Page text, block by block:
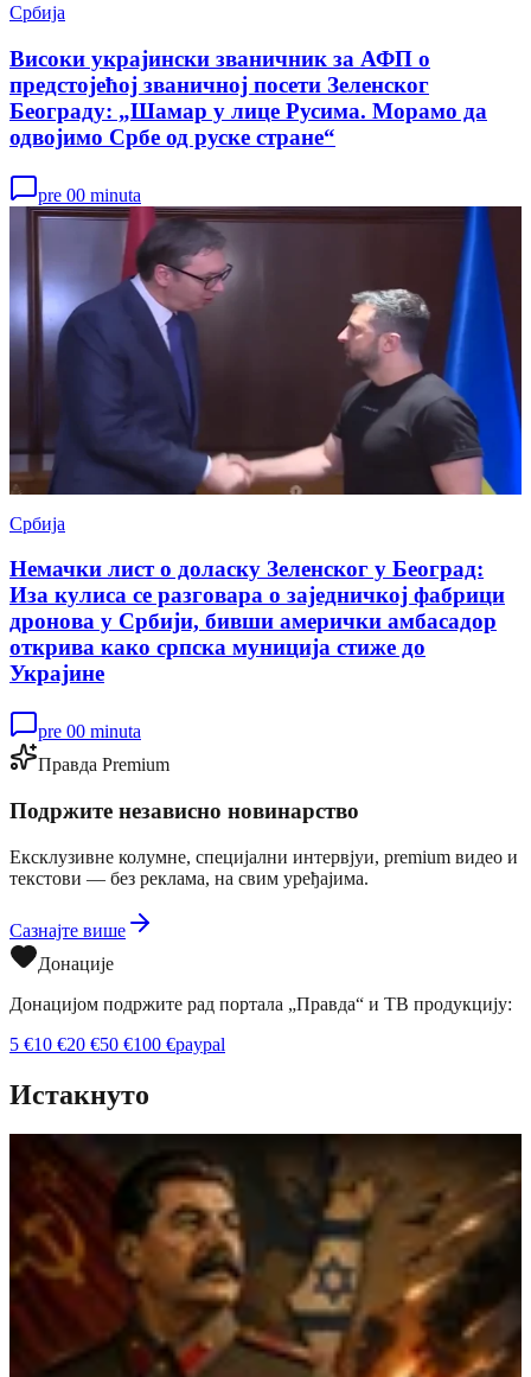
Србија
Високи украјински званичник за АФП о
предстојећој званичној посети Зеленског
Београду: „Шамар у лице Русима. Морамо да
одвојимо Србе од руске стране“
pre 00 minuta
Србија
Немачки лист о доласку Зеленског у Београд:
Иза кулиса се разговара о заједничкој фабрици
дронова у Србији, бивши амерички амбасадор
открива како српска муниција стиже до
Украјине
pre 00 minuta
Правда Premium
Подржите независно новинарство
Ексклузивне колумне, специјални интервјуи, premium видео и
текстови — без реклама, на свим уређајима.
Сазнајте више
Донације
Донацијом подржите рад портала „Правда“ и ТВ продукцију:
5 €10 €20 €50 €100 €paypal
Истакнуто